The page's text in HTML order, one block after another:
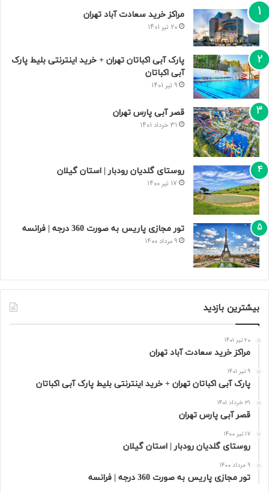
مراکز خرید سعادت‌ آباد تهران
20 تیر 1401
پارک آبی اکباتان تهران + خرید اینترنتی بلیط پارک
آبی اکباتان
9 تیر 1401
قصر آبی پارس تهران
31 خرداد 1401
روستای گلدیان رودبار | استان گیلان
17 تیر 1400
تور مجازی پاریس به صورت 360 درجه | فرانسه
9 مرداد 1400
بیشترین بازدید
20 تیر 1401
مراکز خرید سعادت‌ آباد تهران
9 تیر 1401
پارک آبی اکباتان تهران + خرید اینترنتی بلیط پارک آبی اکباتان
31 خرداد 1401
قصر آبی پارس تهران
17 تیر 1400
روستای گلدیان رودبار | استان گیلان
9 مرداد 1400
تور مجازی پاریس به صورت 360 درجه | فرانسه